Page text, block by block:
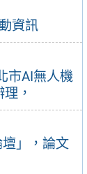
資訊
市AI無人機
，
」，論文